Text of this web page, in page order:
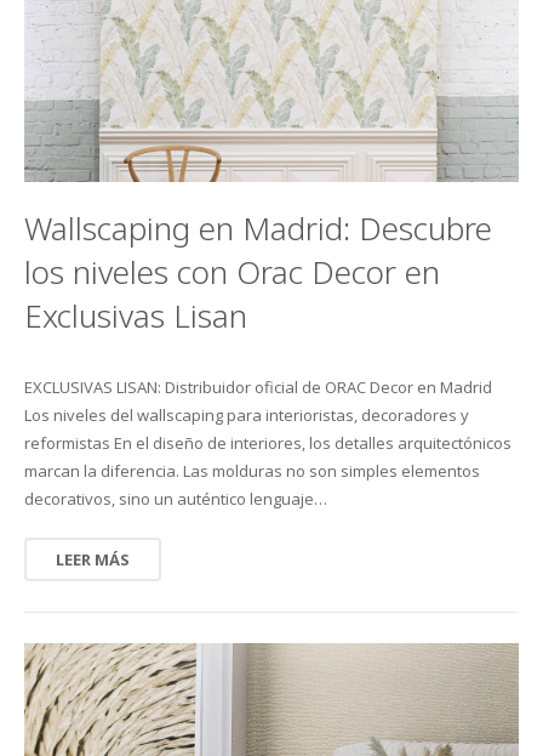
Wallscaping en Madrid: Descubre
los niveles con Orac Decor en
Exclusivas Lisan
EXCLUSIVAS LISAN: Distribuidor oficial de ORAC Decor en Madrid
Los niveles del wallscaping para interioristas, decoradores y
reformistas En el diseño de interiores, los detalles arquitectónicos
marcan la diferencia. Las molduras no son simples elementos
decorativos, sino un auténtico lenguaje…
LEER MÁS